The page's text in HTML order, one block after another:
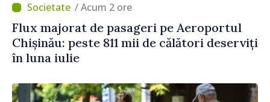
/ Acum 2 ore
Flux majorat de pasageri pe Aeroportul
Chișinău: peste 811 mii de călători deserviți
în luna iulie